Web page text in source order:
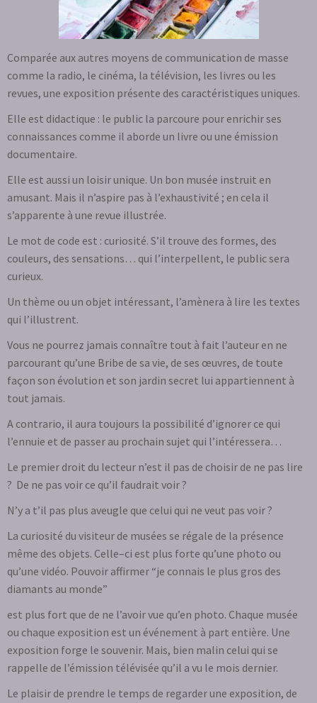
Comparée aux autres moyens de communication de masse
comme la radio, le cinéma, la télévision, les livres ou les
revues, une exposition présente des caractéristiques uniques.
Elle est didactique : le public la parcoure pour enrichir ses
connaissances comme il aborde un livre ou une émission
documentaire.
Elle est aussi un loisir unique. Un bon musée instruit en
amusant. Mais il n’aspire pas à l’exhaustivité ; en cela il
s’apparente à une revue illustrée.
Le mot de code est : curiosité. S’il trouve des formes, des
couleurs, des sensations… qui l’interpellent, le public sera
curieux.
Un thème ou un objet intéressant, l’amènera à lire les textes
qui l’illustrent.
Vous ne pourrez jamais connaître tout à fait l’auteur en ne
parcourant qu’une Bribe de sa vie, de ses œuvres, de toute
façon son évolution et son jardin secret lui appartiennent à
tout jamais.
A contrario, il aura toujours la possibilité d’ignorer ce qui
l’ennuie et de passer au prochain sujet qui l’intéressera…
Le premier droit du lecteur n’est il pas de choisir de ne pas lire
? De ne pas voir ce qu’il faudrait voir ?
N’y a t’il pas plus aveugle que celui qui ne veut pas voir ?
La curiosité du visiteur de musées se régale de la présence
même des objets. Celle–ci est plus forte qu’une photo ou
qu’une vidéo. Pouvoir affirmer “je connais le plus gros des
diamants au monde”
est plus fort que de ne l’avoir vue qu’en photo. Chaque musée
ou chaque exposition est un événement à part entière. Une
exposition forge le souvenir. Mais, bien malin celui qui se
rappelle de l’émission télévisée qu’il a vu le mois dernier.
Le plaisir de prendre le temps de regarder une exposition, de